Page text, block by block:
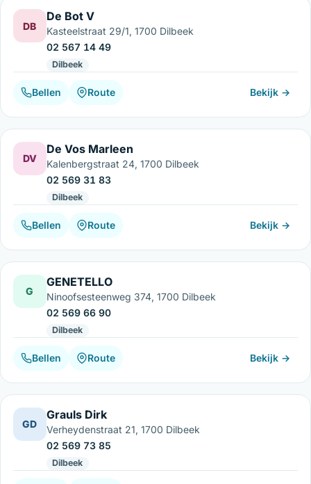
DB
De Bot V
Kasteelstraat 29/1, 1700 Dilbeek
02 567 14 49
Dilbeek
Bellen Route Bekijk →
DV
De Vos Marleen
Kalenbergstraat 24, 1700 Dilbeek
02 569 31 83
Dilbeek
Bellen Route Bekijk →
G
GENETELLO
Ninoofsesteenweg 374, 1700 Dilbeek
02 569 66 90
Dilbeek
Bellen Route Bekijk →
GD
Grauls Dirk
Verheydenstraat 21, 1700 Dilbeek
02 569 73 85
Dilbeek